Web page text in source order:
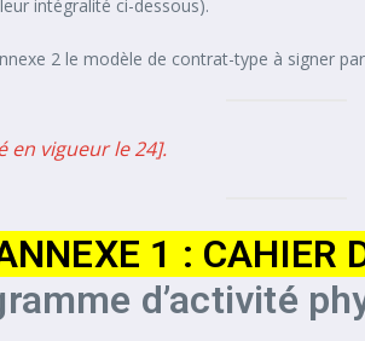
intégralité ci-dessous).
2 le modèle de contrat-type à signer
en vigueur le 24].
1 : CAHIER
d’activité